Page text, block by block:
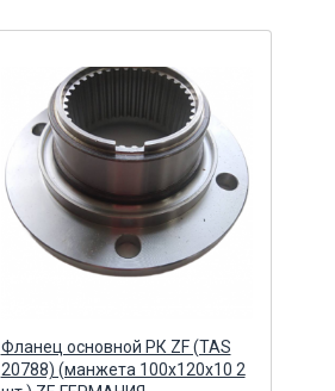
Фланец основной РК ZF (TAS
20788) (манжета 100х120х10 2